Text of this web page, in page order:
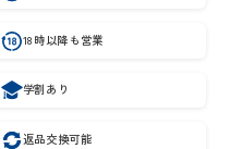
18時以降も営業
学割あり
返品交換可能